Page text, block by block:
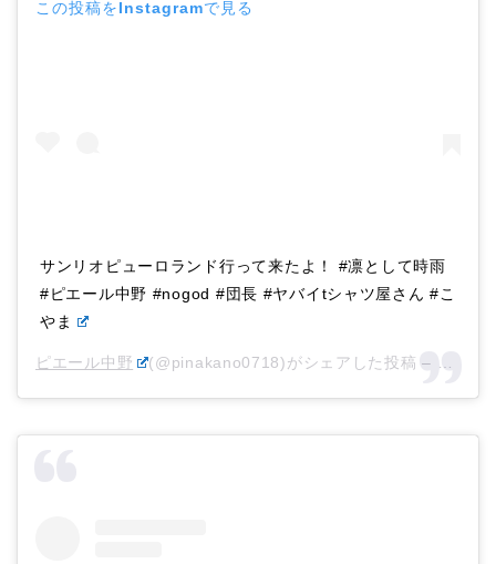
この投稿をInstagramで見る
サンリオピューロランド行って来たよ！ #凛として時雨
#ピエール中野 #nogod #団長 #ヤバイtシャツ屋さん #こ
やま
ピエール中野 (@pinakano0718)がシェアした投稿 – 2019年